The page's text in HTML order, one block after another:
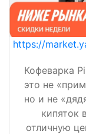
https://
Кофеварка
это не
но и не
кипяток
отличную